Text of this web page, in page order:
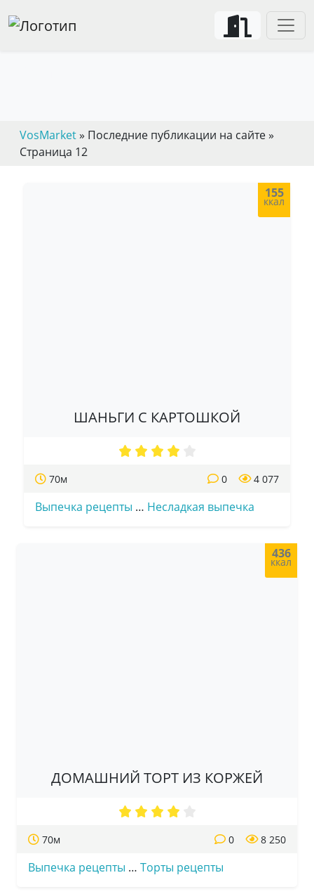
VosMarket» Последние публикации на сайте »
Страница 12
155
ккал
ШАНЬГИ С КАРТОШКОЙ
70м 4 077
0
Выпечка рецепты … Несладкая выпечка
436
ккал
ДОМАШНИЙ ТОРТ ИЗ КОРЖЕЙ
70м 8 250
0
Выпечка рецепты … Торты рецепты